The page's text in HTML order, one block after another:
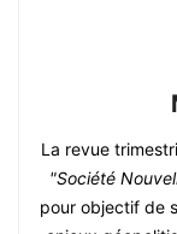
La revue
"Société
pour objectif de